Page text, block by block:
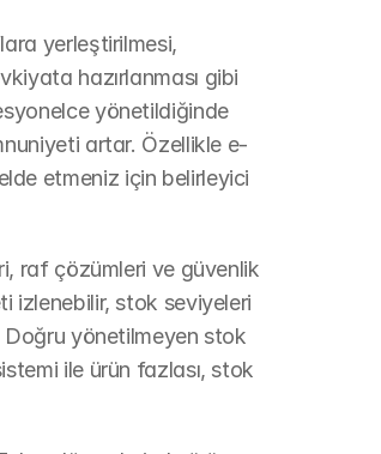
yerleştirilmesi,
hazırlanması gibi
yönetildiğinde
artar. Özellikle e-
etmeniz için belirleyici
raf çözümleri ve güvenlik
izlenebilir, stok seviyeleri
Doğru yönetilmeyen stok
ile ürün fazlası, stok